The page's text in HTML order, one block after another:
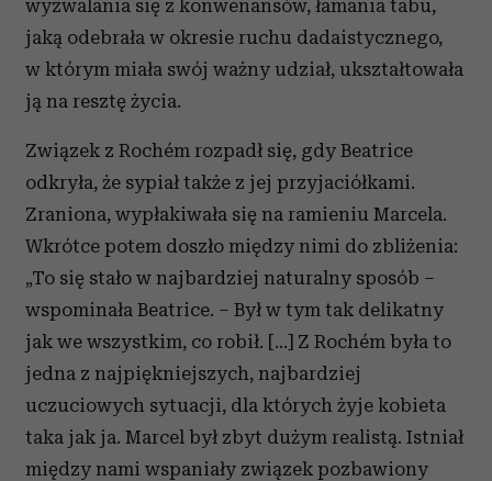
wyzwalania się z konwenansów, łamania tabu,
jaką odebrała w okresie ruchu dadaistycznego,
w którym miała swój ważny udział, ukształtowała
ją na resztę życia.
Związek z Rochém rozpadł się, gdy Beatrice
odkryła, że sypiał także z jej przyjaciółkami.
Zraniona, wypłakiwała się na ramieniu Marcela.
Wkrótce potem doszło między nimi do zbliżenia:
„To się stało w najbardziej naturalny sposób –
wspominała Beatrice. – Był w tym tak delikatny
jak we wszystkim, co robił. […] Z Rochém była to
jedna z najpiękniejszych, najbardziej
uczuciowych sytuacji, dla których żyje kobieta
taka jak ja. Marcel był zbyt dużym realistą. Istniał
między nami wspaniały związek pozbawiony